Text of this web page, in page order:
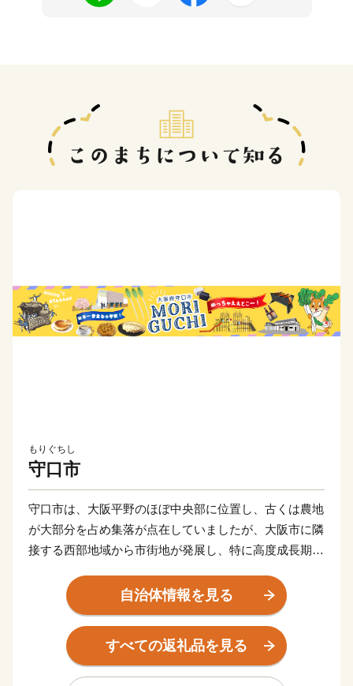
もりぐちし
守口市
守口市は、大阪平野のほぼ中央部に位置し、古くは農地
が大部分を占め集落が点在していましたが、大阪市に隣
接する西部地域から市街地が発展し、特に高度成長期に
また、早くから大手家電メーカーの企業城下町として発
展を遂げるとともに安定した税収を背景に各種行政サー
ビスを充実させ、公共施設や都市基盤の整備を進めてき
自治体情報を見る
すべての返礼品を見る